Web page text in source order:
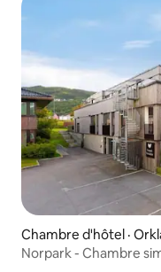
Chambre d'hôtel ·
Norpark - Chambre